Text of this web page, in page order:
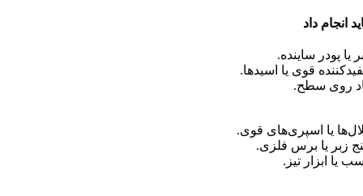
انجام داد
یا پودر ساینده.
قوی یا اسیدها.
روی سطح.
یا اسپری‌های قوی.
زبر یا برس فلزی.
یا ابزار تیز.